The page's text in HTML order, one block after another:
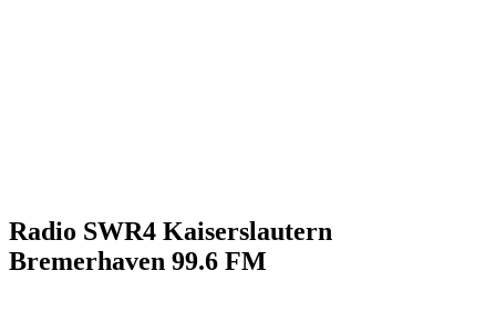
Radio SWR4 Kaiserslautern
Bremerhaven 99.6 FM